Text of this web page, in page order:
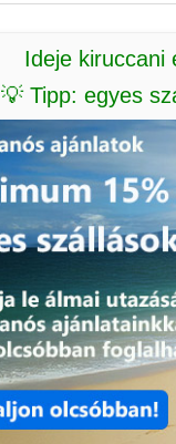
Ideje kiruccani
💡 Tipp: egyes